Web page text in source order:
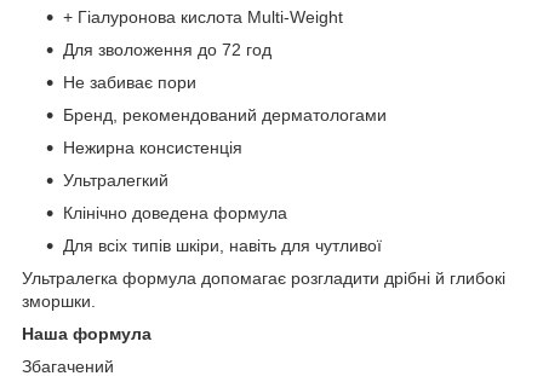
+ Гіалуронова кислота Multi-Weight
Для зволоження до 72 год
Не забиває пори
Бренд, рекомендований дерматологами
Нежирна консистенція
Ультралегкий
Клінічно доведена формула
Для всіх типів шкіри, навіть для чутливої
Ультралегка формула допомагає розгладити дрібні й глибокі
зморшки.
Наша формула
Збагачений